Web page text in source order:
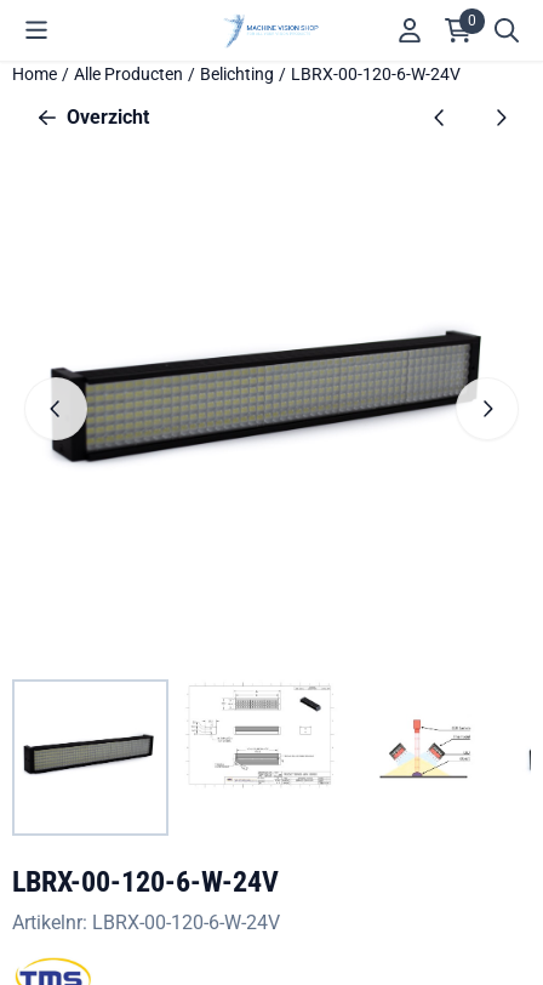
Cookievoorkeuren zijn beschikbaar. Kies instellingen of sta alle
0
Home / Alle Producten / Belichting / LBRX-00-120-6-W-24V
Overzicht
LBRX-00-120-6-W-24V
Artikelnr: LBRX-00-120-6-W-24V